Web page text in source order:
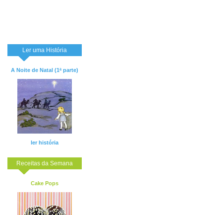
Ler uma História
A Noite de Natal (1ª parte)
ler história
Receitas da Semana
Cake Pops